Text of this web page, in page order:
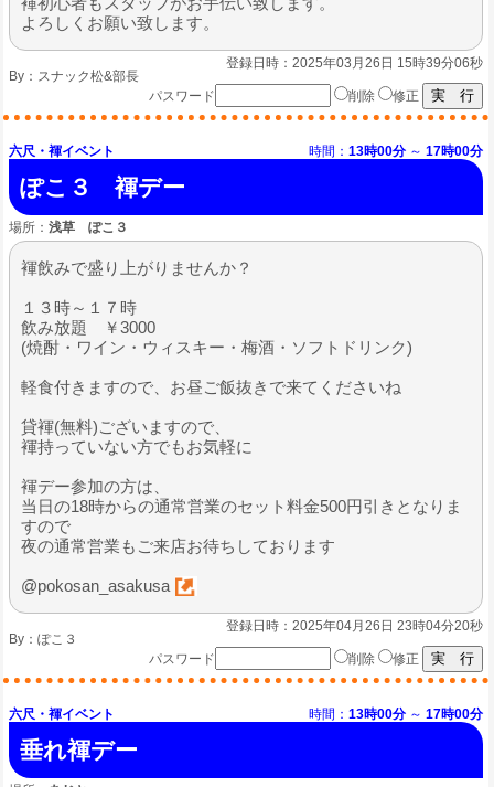
よろしくお願い致します。
登録日時：2025年03月26日 15時39分06秒
By： スナック松&部長
パスワード
削除 修正
六尺・褌イベント 時間： 13時00分 ～ 17時00分
ぽこ３ 褌デー
場所： 浅草 ぽこ３
褌飲みで盛り上がりませんか？
１３時～１７時
飲み放題 ￥3000
(焼酎・ワイン・ウィスキー・梅酒・ソフトドリンク)
軽食付きますので、お昼ご飯抜きで来てくださいね
貸褌(無料)ございますので、
褌持っていない方でもお気軽に
褌デー参加の方は、
当日の18時からの通常営業のセット料金500円引きとなりま
すので
夜の通常営業もご来店お待ちしております
@pokosan_asakusa
登録日時：2025年04月26日 23時04分20秒
By： ぽこ３
パスワード
削除 修正
六尺・褌イベント 時間： 13時00分 ～ 17時00分
垂れ褌デー